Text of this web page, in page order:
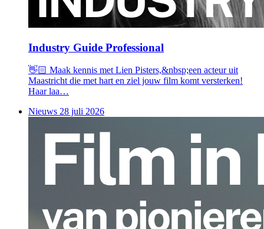
Industry Guide Professional
👋🏻 Maak kennis met Lien Pisters,&nbsp;een acteur uit
Maastricht die met hart en ziel jouw film komt versterken!
Haar laa…
Nieuws 28 juli 2026